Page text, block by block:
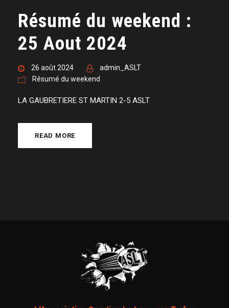
Résumé du weekend :
25 Aout 2024
26 août 2024
admin_ASLT
Résumé du weekend
LA GAUBRETIERE ST MARTIN 2-5 ASLT
READ MORE